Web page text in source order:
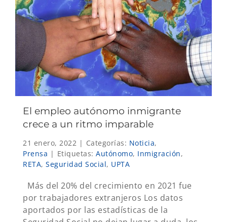
El empleo autónomo inmigrante
crece a un ritmo imparable
21 enero, 2022 | Categorías: Noticia,
Prensa | Etiquetas: Autónomo, Inmigración,
RETA, Seguridad Social, UPTA
Más del 20% del crecimiento en 2021 fue
por trabajadores extranjeros Los datos
aportados por las estadísticas de la